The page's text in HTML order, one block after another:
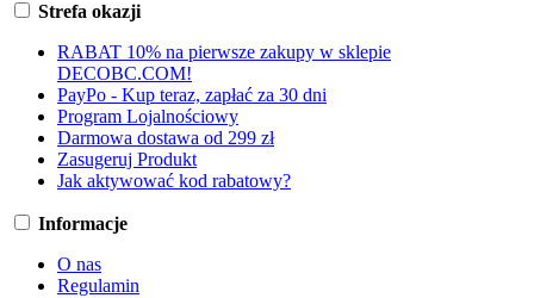
Strefa okazji
RABAT 10% na pierwsze zakupy w sklepie
DECOBC.COM!
PayPo - Kup teraz, zapłać za 30 dni
Program Lojalnościowy
Darmowa dostawa od 299 zł
Zasugeruj Produkt
Jak aktywować kod rabatowy?
Informacje
O nas
Regulamin